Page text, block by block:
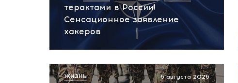
терактами в России!
Сенсационное заявление
хакеров
6 августа 2026
ЖИЗНЬ